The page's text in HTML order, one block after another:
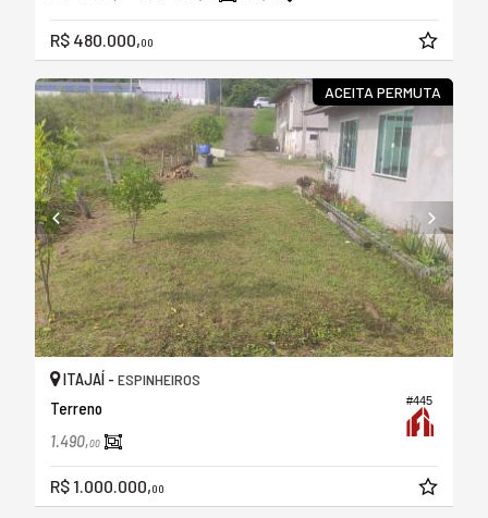
R$ 480.000,00
ACEITA PERMUTA
#445
ITAJAÍ - ESPINHEIROS
Terreno
1.490,00
R$ 1.000.000,00